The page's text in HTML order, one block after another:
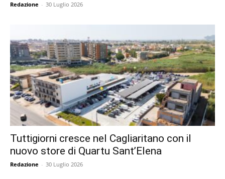
Redazione - 30 Luglio 2026
Tuttigiorni cresce nel Cagliaritano con il
nuovo store di Quartu Sant’Elena
Redazione - 30 Luglio 2026